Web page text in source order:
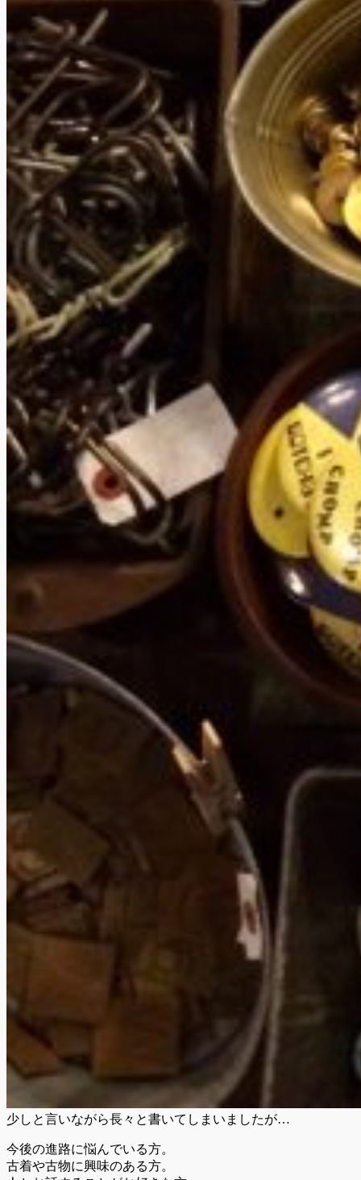
少しと言いながら長々と書いてしまいましたが…
今後の進路に悩んでいる方。
古着や古物に興味のある方。